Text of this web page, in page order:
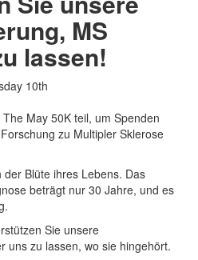
MS
lassen!
10th
May 50K teil, um Spenden
zu Multipler Sklerose
Blüte ihres Lebens. Das
beträgt nur 30 Jahre, und es
Sie unsere
uns zu lassen, wo sie hingehört.